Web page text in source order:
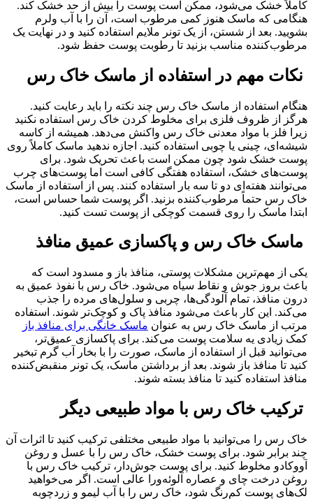
کاملاً خشک می‌شود، ممکن است پوست را بیش از حد خشک کند.
هنگامی که ماسک هنوز کمی مرطوب است، آن را با آب ولرم
بشویید. بعد از شستن، از یک تونر ملایم استفاده کنید و در نهایت یک
مرطوب‌کننده مناسب بزنید تا رطوبت پوست حفظ شود.
نکات مهم در استفاده از ماسک خاک رس
هنگام استفاده از ماسک خاک رس چند نکته را باید رعایت کنید.
هرگز از ظروف فلزی برای مخلوط کردن خاک رس استفاده نکنید
زیرا فلز با مواد معدنی خاک رس واکنش می‌دهد. همیشه از کاسه
شیشه‌ای، چینی یا چوبی استفاده کنید. اجازه ندهید ماسک کاملاً روی
پوست خشک شود چون ممکن است باعث تحریک شود. برای
پوست‌های خشک، استفاده هفتگی کافی است اما پوست‌های چرب
می‌توانند هفته‌ای دو تا سه بار استفاده کنند. پس از استفاده از ماسک
خاک رس حتماً مرطوب‌کننده بزنید. اگر پوست شما حساس است،
ابتدا ماسک را روی قسمت کوچکی از پوست تست کنید.
ماسک خاک رس و پاکسازی عمیق منافذ
یکی از مهم‌ترین مشکلات پوستی، منافذ باز و مسدود است که
باعث بروز جوش و نقاط سیاه می‌شود. خاک رس با نفوذ عمیق به
درون منافذ، تمام آلودگی‌ها، چربی و سلول‌های مرده را جذب
می‌کند. این کار باعث می‌شود منافذ پاک و کوچک‌تر شوند. استفاده
مرتب از ماسک خاک رس به عنوان ماسک خانگی برای منافذ باز
کمک زیادی یه سلامت پوست می‌کند. برای پاکسازی عمیق‌تر،
می‌توانید قبل از استفاده از ماسک، صورت را با بخار آب گرم تبخیر
کنید تا منافذ باز شوند. بعد از برداشتن ماسک، یک تونر منقبض‌کننده
منافذ استفاده کنید تا منافذ بسته شوند.
ترکیب خاک رس با مواد طبیعی دیگر
خاک رس را می‌توانید با مواد طبیعی مختلفی ترکیب کنید تا اثرات آن
چند برابر شود. برای پوست خشک، خاک رس را با عسل و روغن
آووکادو مخلوط کنید. برای پوست جوش‌دار، ترکیب خاک رس با
روغن درخت چای و عصاره آلوئه‌ورا عالی است. اگر می‌خواهید
لک‌های پوست کم‌رنگ شود، خاک رس را با آب لیمو و زردچوبه